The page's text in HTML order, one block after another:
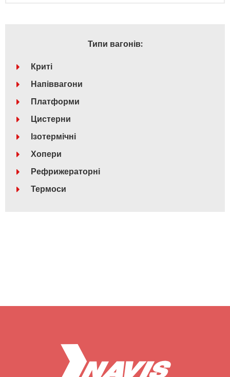
Типи вагонів:
Криті
Напіввагони
Платформи
Цистерни
Ізотермічні
Хопери
Рефрижераторні
Термоси